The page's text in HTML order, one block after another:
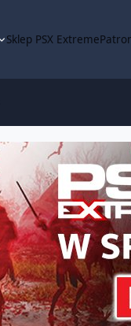
Sklep PSX Extreme